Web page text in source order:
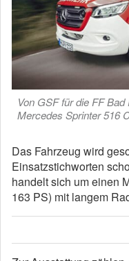
Von GSF für die FF
Mercedes Sprinter 516
Das Fahrzeug wird
Einsatzstichworten
handelt sich um einen
163 PS) mit langem